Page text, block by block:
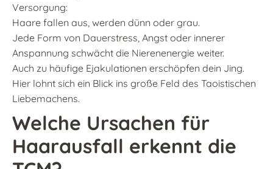
Versorgung:
Haare fallen aus, werden dünn oder grau.
Jede Form von Dauerstress, Angst oder innerer
Anspannung schwächt die Nierenenergie weiter.
Auch zu häufige Ejakulationen erschöpfen dein Jing.
Hier lohnt sich ein Blick ins große Feld des Taoistischen
Liebemachens.
Welche Ursachen für
Haarausfall erkennt die